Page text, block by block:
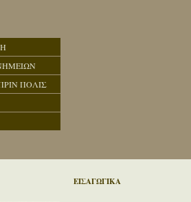
ΠΟΛΙΣ
ΕΙΣΑΓΩΓΙΚΑ